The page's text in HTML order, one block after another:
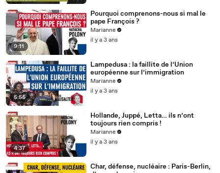
9:11
Pourquoi comprenons-nous si mal le
pape François ?
Marianne
il y a 3 ans
5:55
Lampedusa : la faillite de l’Union
européenne sur l’immigration
Marianne
il y a 3 ans
4:37
Hollande, Juppé, Letta… ils n’ont
toujours rien compris !
Marianne
il y a 3 ans
Char, défense, nucléaire : Paris-Berlin,